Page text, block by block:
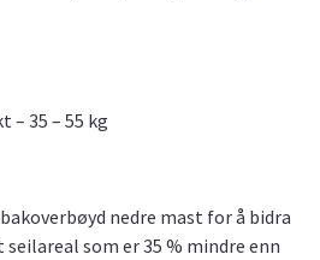
– 35 – 55 kg
nedre mast for å bidra
som er 35 % mindre enn